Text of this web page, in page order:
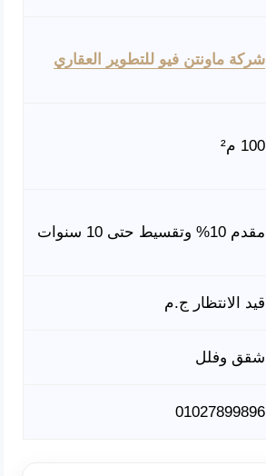
شركة ماونتن فيو للتطوير العقاري
100 م²
مقدم 10% وتقسيط حتى 10 سنوات
قيد الانتظار ج.م
شقق وفلل
01027899896